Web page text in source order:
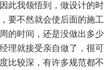
此我领悟到，做设计的时
要不然就会使后面的施工
的时间，还是没做出多少
理就接受亲自做了，很可
比较深，有许多规范都不